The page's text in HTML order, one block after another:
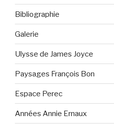
Bibliographie
Galerie
Ulysse de James Joyce
Paysages François Bon
Espace Perec
Années Annie Ernaux